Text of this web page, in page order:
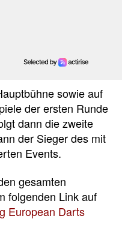
sowie auf
der ersten Runde
dann die zweite
der Sieger des mit
Events.
gesamten
folgenden Link auf
European Darts